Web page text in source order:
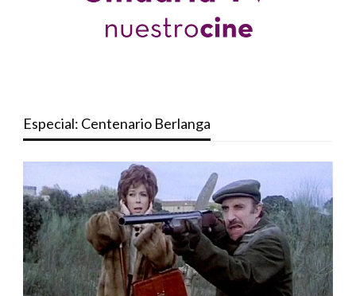
Especial: Centenario Berlanga